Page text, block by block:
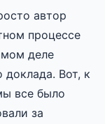
автор
процессе
деле
доклада. Вот, к
все было
за